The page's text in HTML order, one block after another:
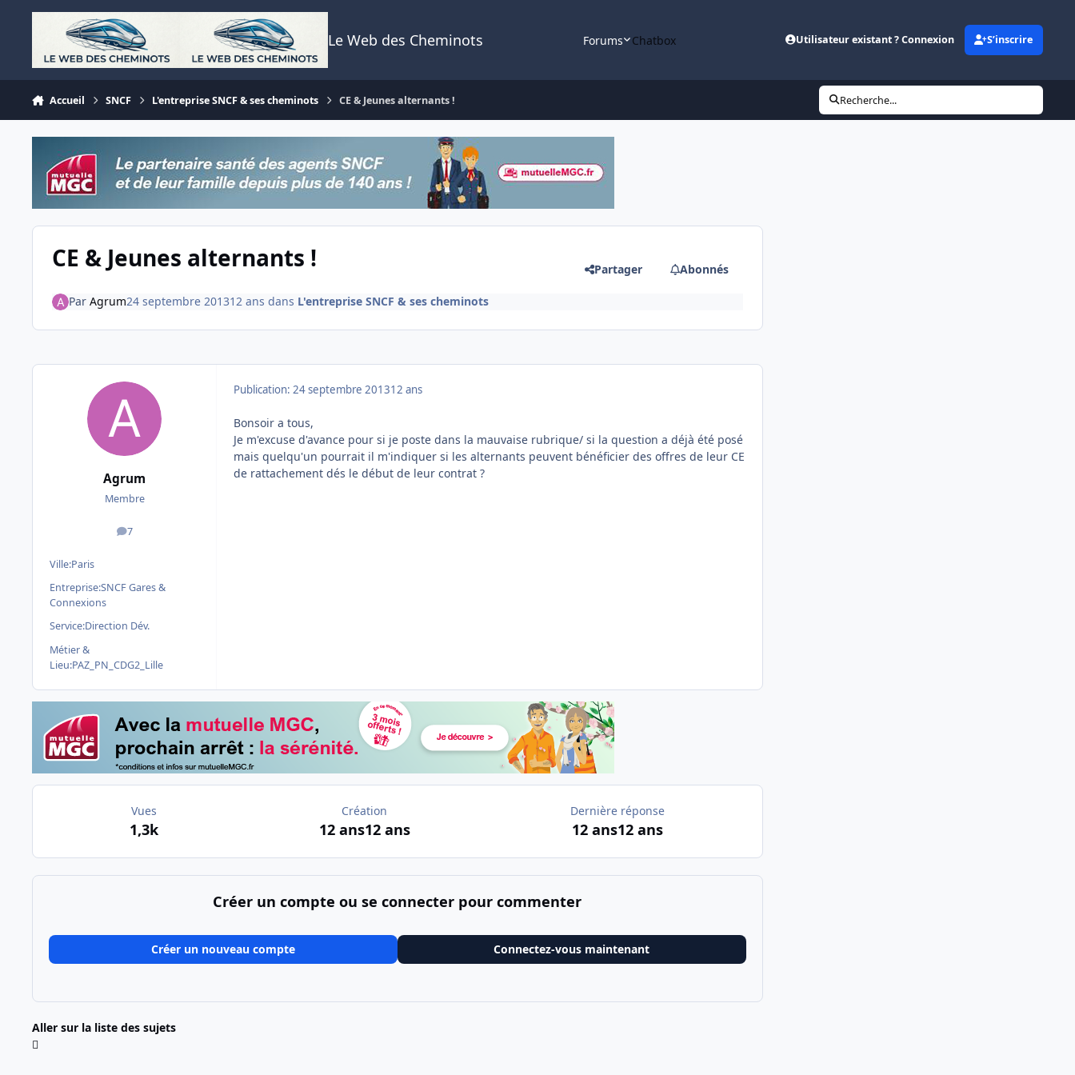
Aller au contenu
Le Web des Cheminots Forums Chatbox Utilisateur existant ? Connexion S’inscrire
Accueil SNCF L'entreprise SNCF & ses cheminots CE & Jeunes alternants ! Recherche...
CE & Jeunes alternants ! Partager Abonnés
Par Agrum24 septembre 201312 ans dans L'entreprise SNCF & ses cheminots
Agrum
Membre
7
messages
Ville:Paris
Entreprise:SNCF Gares &
Connexions
Service:Direction Dév.
Métier &
Lieu:PAZ_PN_CDG2_Lille
Publication: 24 septembre 201312 ans
Bonsoir a tous,
Je m'excuse d'avance pour si je poste dans la mauvaise rubrique/ si la question a déjà été posé
mais quelqu'un pourrait il m'indiquer si les alternants peuvent bénéficier des offres de leur CE
de rattachement dés le début de leur contrat ?
Vues
1,3k
Création
12 ans12 ans
Dernière réponse
12 ans12 ans
Créer un compte ou se connecter pour commenter
Créer un nouveau compte Connectez-vous maintenant
Aller sur la liste des sujets